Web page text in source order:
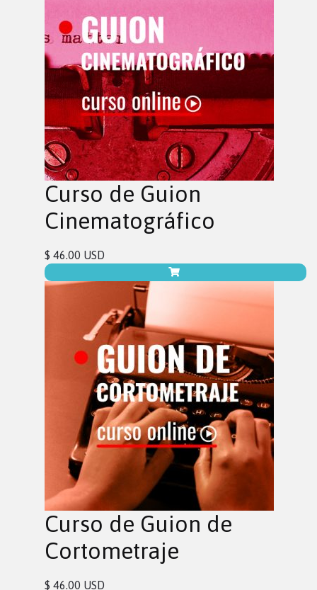
Curso de Guion
Cinematográfico
$ 46.00 USD
Curso de Guion de
Cortometraje
$ 46.00 USD